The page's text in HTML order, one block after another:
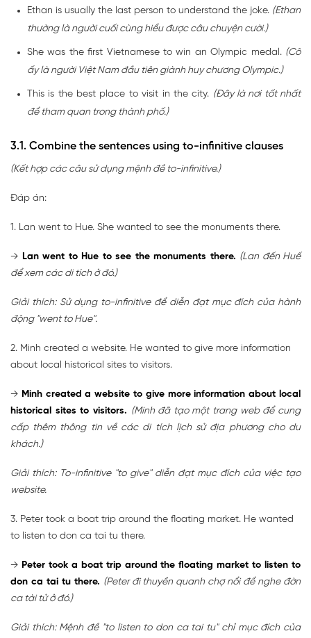
Ethan is usually the last person to understand the joke. (Ethan
thường là người cuối cùng hiểu được câu chuyện cười.)
She was the first Vietnamese to win an Olympic medal. (Cô
ấy là người Việt Nam đầu tiên giành huy chương Olympic.)
This is the best place to visit in the city. (Đây là nơi tốt nhất
để tham quan trong thành phố.)
3.1. Combine the sentences using to-infinitive clauses
(Kết hợp các câu sử dụng mệnh đề to-infinitive.)
Đáp án:
1. Lan went to Hue. She wanted to see the monuments there.
→ Lan went to Hue to see the monuments there. (Lan đến Huế
để xem các di tích ở đó.)
Giải thích: Sử dụng to-infinitive để diễn đạt mục đích của hành
động "went to Hue".
2. Minh created a website. He wanted to give more information
about local historical sites to visitors.
→ Minh created a website to give more information about local
historical sites to visitors. (Minh đã tạo một trang web để cung
cấp thêm thông tin về các di tích lịch sử địa phương cho du
khách.)
Giải thích: To-infinitive "to give" diễn đạt mục đích của việc tạo
website.
3. Peter took a boat trip around the floating market. He wanted
to listen to don ca tai tu there.
→ Peter took a boat trip around the floating market to listen to
don ca tai tu there. (Peter đi thuyền quanh chợ nổi để nghe đờn
ca tài tử ở đó.)
Giải thích: Mệnh đề "to listen to don ca tai tu" chỉ mục đích của